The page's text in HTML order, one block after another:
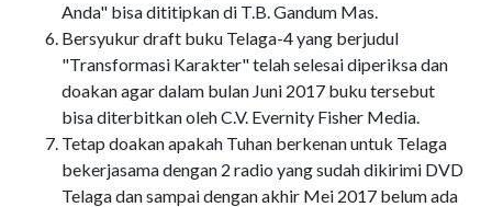
Anda" bisa dititipkan di T.B. Gandum Mas.
Bersyukur draft buku Telaga-4 yang berjudul
"Transformasi Karakter" telah selesai diperiksa dan
doakan agar dalam bulan Juni 2017 buku tersebut
bisa diterbitkan oleh C.V. Evernity Fisher Media.
Tetap doakan apakah Tuhan berkenan untuk Telaga
bekerjasama dengan 2 radio yang sudah dikirimi DVD
Telaga dan sampai dengan akhir Mei 2017 belum ada